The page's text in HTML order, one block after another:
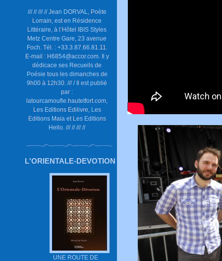
/// // /// // Jean DORVAL, Poète
Lorrain, est en Résidence
Littéraire, à l’Hôtel IBIS Styles
Metz Centre Gare, 23 avenue
Foch. Tél. : +33.3.87.66.81.11.
E-mail : H6854@accor.com. Il y
dédicace ses Recueils de
Poésie tous les dimanches de
9h00 à 12h30. /// / Il est publié
par :
latourcamoufle.hautetfort.com,
Les Editions Edilivre, Les
Editions Maia et Les Editions
Hello. /// // /// //
L'ORIENTALE-DEVOTION
UNE ROUTE DE